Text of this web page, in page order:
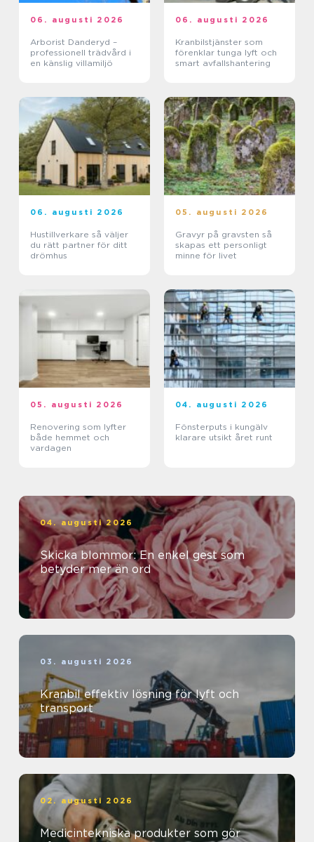
06. augusti 2026
Arborist Danderyd –
professionell trädvård i
en känslig villamiljö
06. augusti 2026
Kranbilstjänster som
förenklar tunga lyft och
smart avfallshantering
06. augusti 2026
Hustillverkare så väljer
du rätt partner för ditt
drömhus
05. augusti 2026
Gravyr på gravsten så
skapas ett personligt
minne för livet
05. augusti 2026
Renovering som lyfter
både hemmet och
vardagen
04. augusti 2026
Fönsterputs i kungälv
klarare utsikt året runt
04. augusti 2026
Skicka blommor: En enkel gest som
betyder mer än ord
03. augusti 2026
Kranbil effektiv lösning för lyft och
transport
02. augusti 2026
Medicintekniska produkter som gör